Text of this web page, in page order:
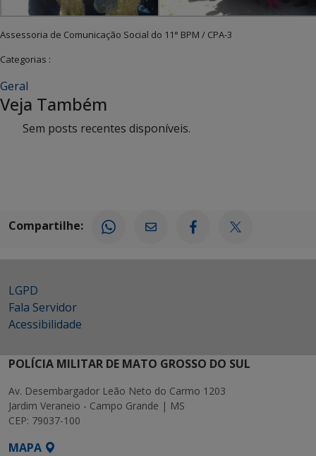
Assessoria de Comunicação Social do 11° BPM / CPA-3
Categorias :
Geral
Veja Também
Sem posts recentes disponíveis.
Compartilhe:
LGPD
Fala Servidor
Acessibilidade
POLÍCIA MILITAR DE MATO GROSSO DO SUL
Av. Desembargador Leão Neto do Carmo 1203
Jardim Veraneio - Campo Grande | MS
CEP: 79037-100
MAPA